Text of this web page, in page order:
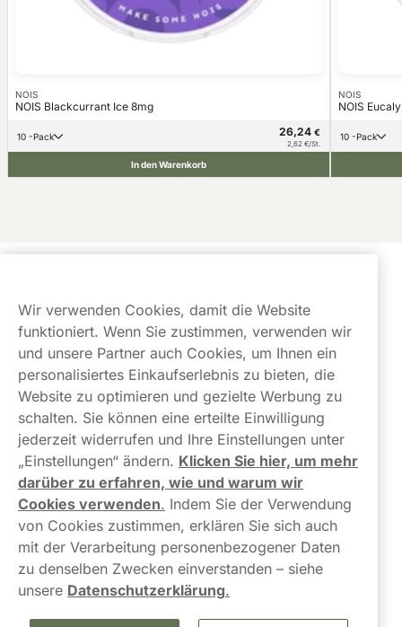
NOIS
NOIS Blackcurrant Ice 8mg
10 -Pack 26,24 €
2,62 €/St.
In den Warenkorb
NOIS
NOIS
10 -Pack
Kontaktiere uns!
hallo@northerner.com
+498001844282
Mo-Do: 08-17 Uhr (Pause: 12-13) Fr: 09-17 Uhr
Links
Über uns
Wir verwenden Cookies, damit die Website
funktioniert. Wenn Sie zustimmen, verwenden wir
und unsere Partner auch Cookies, um Ihnen ein
personalisiertes Einkaufserlebnis zu bieten, die
Website zu optimieren und gezielte Werbung zu
schalten. Sie können eine erteilte Einwilligung
jederzeit widerrufen und Ihre Einstellungen unter
„Einstellungen“ ändern. Klicken Sie hier, um mehr
darüber zu erfahren, wie und warum wir
Cookies verwenden. Indem Sie der Verwendung
von Cookies zustimmen, erklären Sie sich auch
mit der Verarbeitung personenbezogener Daten
zu denselben Zwecken einverstanden – siehe
unsere Datenschutzerklärung.